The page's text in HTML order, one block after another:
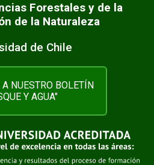
Forestales y de la
de la Naturaleza
de Chile
NUESTRO BOLETÍN
Y AGUA"